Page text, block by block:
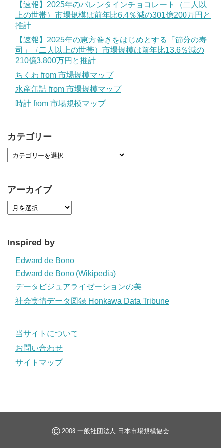
【速報】2025年のバレンタインチョコレート（二人以
上の世帯）市場規模は前年比6.4％減の301億200万円と
推計
【速報】2025年の恵方巻きをはじめとする「節分の寿
司」（二人以上の世帯）市場規模は前年比13.6％減の
210億3,800万円と推計
ちくわ from 市場規模マップ
水産缶詰 from 市場規模マップ
時計 from 市場規模マップ
カテゴリー
アーカイブ
Inspired by
Edward de Bono
Edward de Bono (Wikipedia)
データビジュアライゼーションの美
社会実情データ図録 Honkawa Data Tribune
当サイトについて
お問い合わせ
サイトマップ
© 2008 一般社団法人 日本市場規模協会